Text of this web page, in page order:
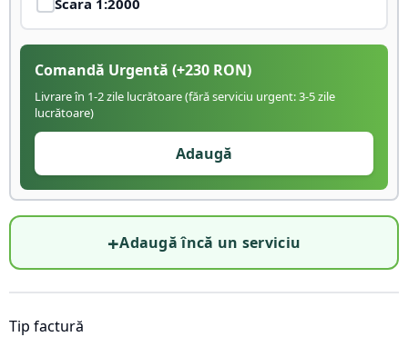
Scara 1:2000
Comandă Urgentă (+230 RON)
Livrare în 1-2 zile lucrătoare (fără serviciu urgent: 3-5 zile
lucrătoare)
Adaugă
+Adaugă încă un serviciu
Tip factură